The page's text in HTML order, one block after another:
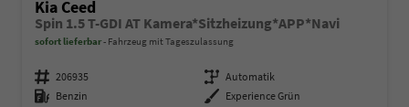
Kia Ceed
Spin 1.5 T-GDI AT Kamera*Sitzheizung*APP*Navi
sofort lieferbar Fahrzeug mit Tageszulassung
Fahrzeugnummer 206935 Getriebe Automatik
Kraftstoff Benzin Außenfarbe Experience Grün